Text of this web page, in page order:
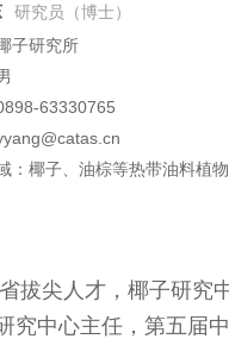
研究员（博士）
子研究所
63330765
：椰子、油棕等热带油料植
尖人才，椰子研究中
究中心主任，第五届